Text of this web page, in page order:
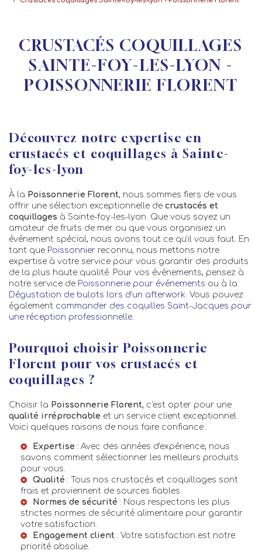
CRUSTACÉS COQUILLAGES
SAINTE-FOY-LES-LYON -
POISSONNERIE FLORENT
Découvrez notre expertise en
crustacés et coquillages à Sainte-
foy-les-lyon
À la Poissonnerie Florent, nous sommes fiers de vous
offrir une sélection exceptionnelle de crustacés et
coquillages à Sainte-foy-les-lyon. Que vous soyez un
amateur de fruits de mer ou que vous organisiez un
événement spécial, nous avons tout ce qu'il vous faut. En
tant que Poissonnier reconnu, nous mettons notre
expertise à votre service pour vous garantir des produits
de la plus haute qualité. Pour vos événements, pensez à
notre service de Poissonnerie pour événements ou à la
Dégustation de bulots lors d’un afterwork. Vous pouvez
également commander des coquilles Saint-Jacques pour
une réception professionnelle.
Pourquoi choisir Poissonnerie
Florent pour vos crustacés et
coquillages ?
Choisir la Poissonnerie Florent, c'est opter pour une
qualité irréprochable et un service client exceptionnel.
Voici quelques raisons de nous faire confiance :
Expertise : Avec des années d'expérience, nous
savons comment sélectionner les meilleurs produits
pour vous.
Qualité : Tous nos crustacés et coquillages sont
frais et proviennent de sources fiables.
Normes de sécurité : Nous respectons les plus
strictes normes de sécurité alimentaire pour garantir
votre satisfaction.
Engagement client : Votre satisfaction est notre
priorité absolue.